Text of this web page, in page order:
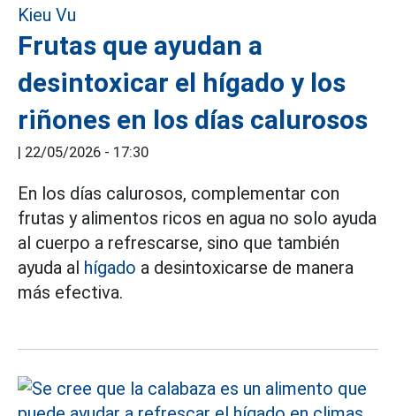
Frutas que ayudan a
desintoxicar el hígado y los
riñones en los días calurosos
| 22/05/2026 - 17:30
En los días calurosos, complementar con
frutas y alimentos ricos en agua no solo ayuda
al cuerpo a refrescarse, sino que también
ayuda al hígado a desintoxicarse de manera
más efectiva.